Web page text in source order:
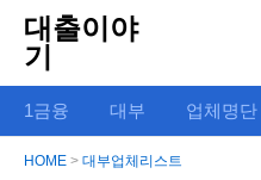
대출이야
기
1금융 대부 업체명단
HOME > 대부업체리스트